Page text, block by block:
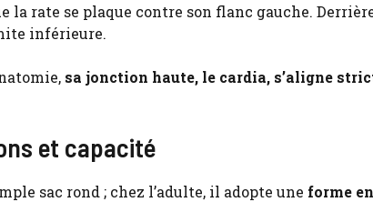
la rate se plaque contre son flanc gauche.
inférieure.
sa jonction haute, le cardia, s’aligne
et capacité
sac rond ; chez l’adulte, il adopte une forme